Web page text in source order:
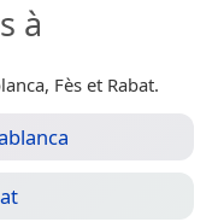
à
Fès et Rabat.